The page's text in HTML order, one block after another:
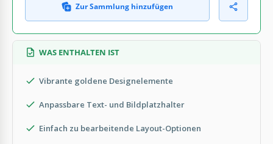
Zur Sammlung hinzufügen
WAS ENTHALTEN IST
Vibrante goldene Designelemente
Anpassbare Text- und Bildplatzhalter
Einfach zu bearbeitende Layout-Optionen